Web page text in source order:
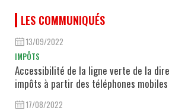
LES COMMUNIQUÉS
13/09/2022
IMPÔTS
Accessibilité de la ligne verte de la
impôts à partir des téléphones mobiles
17/08/2022